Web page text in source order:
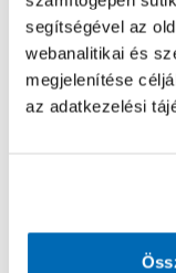
segítségével az
webanalitikai és
megjelenítése
az adatkezelési